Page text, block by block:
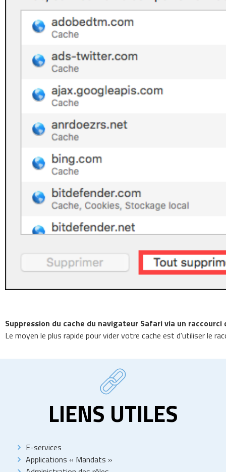
Suppression du cache du navigateur Safari via un raccourci
Le moyen le plus rapide pour vider votre cache est d'utiliser le
LIENS UTILES
E-services
Applications « Mandats »